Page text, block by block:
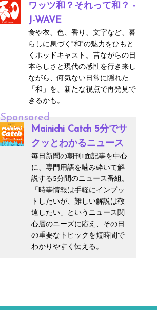
ワッツ和？それって和？ -
J-WAVE
食や衣、色、香り、文字など、暮
らしに息づく"和"の魅力をひもと
くポッドキャスト。昔ながらの日
本らしさと現代の感性を行き来し
ながら、何気ない日常に隠れた
「和」を、新たな視点で再発見で
きるかも。
Sponsored
Mainichi Catch 5分でサ
クッとわかるニュース
毎日新聞の朝刊1面記事を中心
に、専門用語を噛み砕いて解
説する5分間のニュース番組。
「時事情報は手軽にインプッ
トしたいが、難しい解説は敬
遠したい」というニュース関
心層のニーズに応え、その日
の重要なトピックを短時間で
わかりやすく伝える。